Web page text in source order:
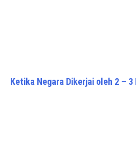
Ketika Negara Dikerjai oleh 2 – 3